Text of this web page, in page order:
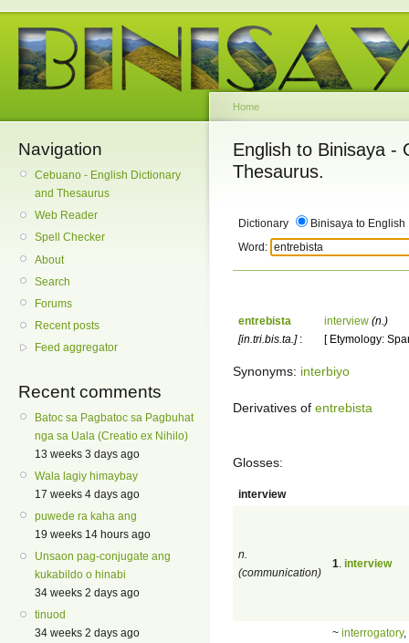
Navigation
Cebuano - English Dictionary
and Thesaurus
Web Reader
Spell Checker
About
Search
Forums
Recent posts
Feed aggregator
Recent comments
Batoc sa Pagbatoc sa Pagbuhat
nga sa Uala (Creatio ex Nihilo)
13 weeks 3 days ago
Wala lagiy himaybay
17 weeks 4 days ago
puwede ra kaha ang
19 weeks 14 hours ago
Unsaon pag-conjugate ang
kukabildo o hinabi
34 weeks 2 days ago
tinuod
34 weeks 2 days ago
Home
English to Binisaya -
Thesaurus.
Dictionary
Binisaya to English
Word:
entrebista
[in.tri.bis.ta.]:
interview (n.)
[ Etymology:
Synonyms: interbiyo
Derivatives of entrebista
Glosses:
interview
n.
(communication)
1 interview
~ interrogatory,